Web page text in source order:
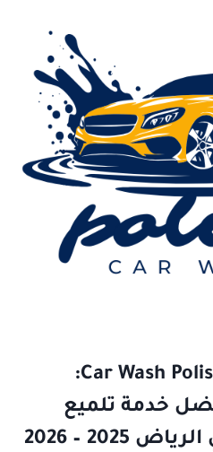
مغسلة سيارات Car Wash Polish:
خدمة تلميع
– 2026